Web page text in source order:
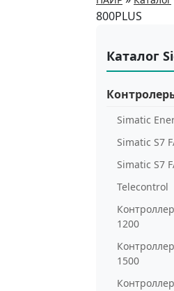
800PLUS
Каталог
Simatic
Simatic S7
Simatic S7
Telecontrol
1200
1500